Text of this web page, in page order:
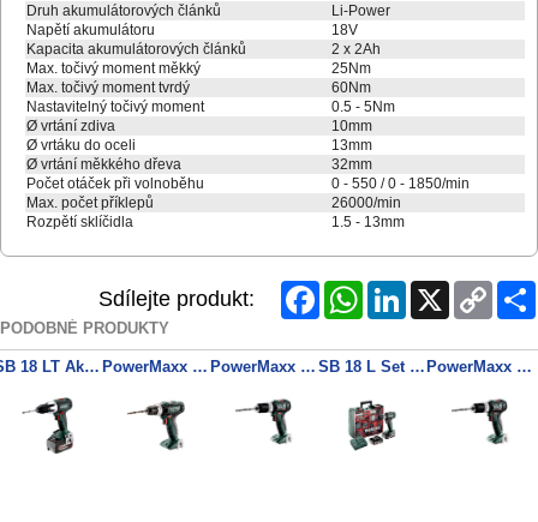
Druh akumulátorových článků
Li-Power
Napětí akumulátoru
18V
Kapacita akumulátorových článků
2 x 2Ah
Max. točivý moment měkký
25Nm
Max. točivý moment tvrdý
60Nm
Nastavitelný točivý moment
0.5 - 5Nm
Ø vrtání zdiva
10mm
Ø vrtáku do oceli
13mm
Ø vrtání měkkého dřeva
32mm
Počet otáček při volnoběhu
0 - 550 / 0 - 1850/min
Max. počet příklepů
26000/min
Rozpětí sklíčidla
1.5 - 13mm
Sdílejte produkt: FacebookWhatsAppLinkedInX
Copy
Link
PODOBNÉ PRODUKTY
SB 18 LT Akumulátorová příklepová vrtačka 2x 18V/4Ah + nabíječka PowerMaxx SB 12 Akumulátorová příklepová vrtačka PowerMaxx SB 12 BL Akumulátorová příklepová vrtačka SB 18 L Set Akumulátorová příklepová vrtačka 2x 18V/2Ah + nabíječka PowerMaxx SB 12 BL Akumulátorová příklepová vrtačka